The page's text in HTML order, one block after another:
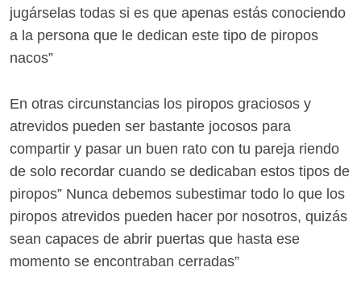
jugárselas todas si es que apenas estás conociendo
a la persona que le dedican este tipo de piropos
nacos”
En otras circunstancias los piropos graciosos y
atrevidos pueden ser bastante jocosos para
compartir y pasar un buen rato con tu pareja riendo
de solo recordar cuando se dedicaban estos tipos de
piropos” Nunca debemos subestimar todo lo que los
piropos atrevidos pueden hacer por nosotros, quizás
sean capaces de abrir puertas que hasta ese
momento se encontraban cerradas”